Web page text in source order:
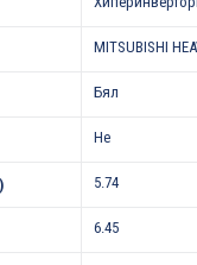
MITSUBISHI
Бял
Не
5.74
6.45